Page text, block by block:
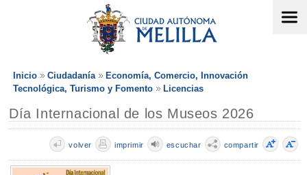
Inicio Ciudadanía
Economía, Comercio, Innovación
Tecnológica, Turismo y Fomento
Licencias
Día Internacional de los Museos 2026
compartir
escuchar
imprimir
volver